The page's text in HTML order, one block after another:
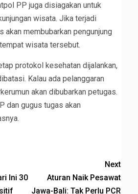
PP juga disiagakan untuk
wisata. Jika terjadi
akan membubarkan pengunjung
wisata tersebut.
protokol kesehatan dijalankan,
Kalau ada pelanggaran
akan dibubarkan petugas.
dan gugus tugas akan
Ini 30
Next
Aturan Naik Pesawat
Jawa-Bali: Tak Perlu PCR